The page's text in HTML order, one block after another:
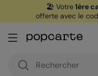
🏖️ Votre1ère
offerte avec le